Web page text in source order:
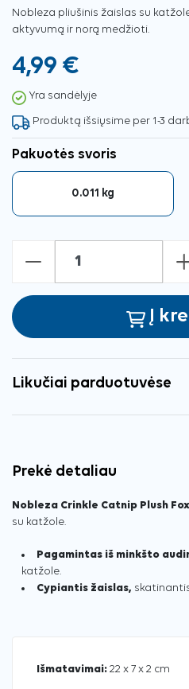
Nobleza pliušinis žaislas su
aktyvumą ir norą medžioti.
4,99 €
Yra sandėlyje
Produktą išsiųsime per 1-3
Pakuotės svoris
0.011 kg
- +
Į
Likučiai parduotuvėse
Prekė detaliau
Nobleza Crinkle Catnip Plush
su katžole.
Pagamintas iš minkšto
katžole.
Cypiantis žaislas,
Išmatavimai: 22 x 7 x 2 cm